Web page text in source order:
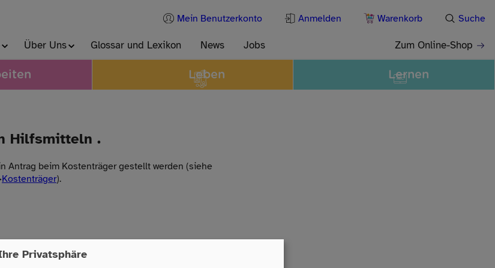
Hilfsmitteln .
Antrag beim Kostenträger gestellt werden (siehe
Kostenträger).
Über Uns Glossar und Lexikon News Jobs Zum Online-Shop
Mein Benutzerkonto Anmelden Warenkorb Suche
Leben Lernen
Privatsphäre